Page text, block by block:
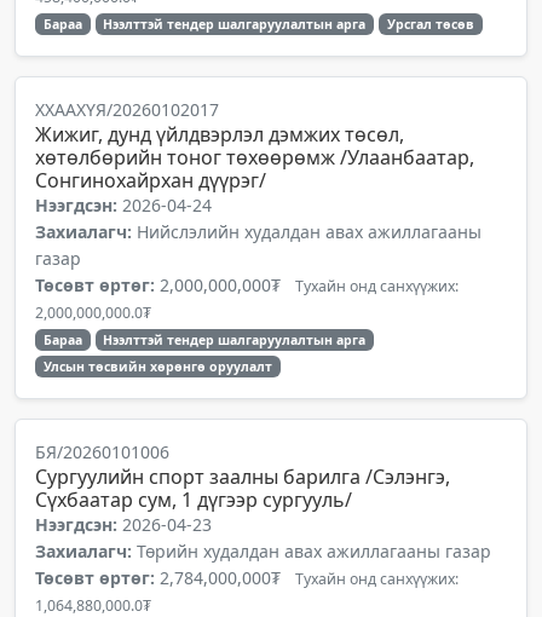
Бараа Нээлттэй тендер шалгаруулалтын арга Урсгал төсөв
ХХААХҮЯ/20260102017
Жижиг, дунд үйлдвэрлэл дэмжих төсөл,
хөтөлбөрийн тоног төхөөрөмж /Улаанбаатар,
Сонгинохайрхан дүүрэг/
Нээгдсэн: 2026-04-24
Захиалагч: Нийслэлийн худалдан авах ажиллагааны
газар
Төсөвт өртөг: 2,000,000,000₮ Тухайн онд санхүүжих:
2,000,000,000.0₮
Бараа
Нээлттэй тендер шалгаруулалтын арга
Улсын төсвийн хөрөнгө оруулалт
БЯ/20260101006
Сургуулийн спорт заалны барилга /Сэлэнгэ,
Сүхбаатар сум, 1 дүгээр сургууль/
Нээгдсэн: 2026-04-23
Захиалагч: Төрийн худалдан авах ажиллагааны газар
Төсөвт өртөг: 2,784,000,000₮ Тухайн онд санхүүжих:
1,064,880,000.0₮